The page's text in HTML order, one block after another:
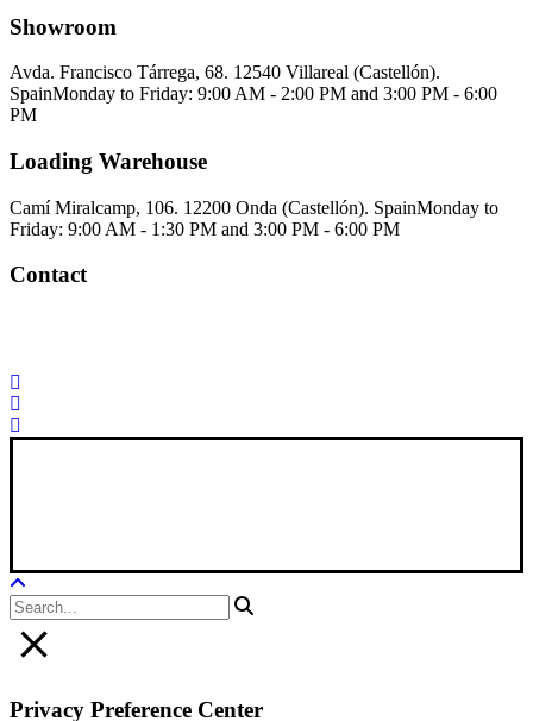
Showroom
Avda. Francisco Tárrega, 68. 12540 Villareal (Castellón).
SpainMonday to Friday: 9:00 AM - 2:00 PM and 3:00 PM - 6:00
PM
Loading Warehouse
Camí Miralcamp, 106. 12200 Onda (Castellón). SpainMonday to
Friday: 9:00 AM - 1:30 PM and 3:00 PM - 6:00 PM
Contact
Privacy Preference Center